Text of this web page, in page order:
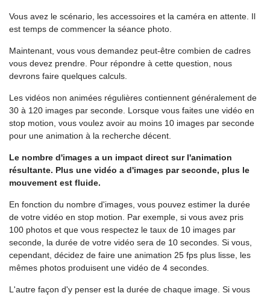
Vous avez le scénario, les accessoires et la caméra en attente. Il
est temps de commencer la séance photo.
Maintenant, vous vous demandez peut-être combien de cadres
vous devez prendre. Pour répondre à cette question, nous
devrons faire quelques calculs.
Les vidéos non animées régulières contiennent généralement de
30 à 120 images par seconde. Lorsque vous faites une vidéo en
stop motion, vous voulez avoir au moins 10 images par seconde
pour une animation à la recherche décent.
Le nombre d'images a un impact direct sur l'animation
résultante. Plus une vidéo a d'images par seconde, plus le
mouvement est fluide.
En fonction du nombre d'images, vous pouvez estimer la durée
de votre vidéo en stop motion. Par exemple, si vous avez pris
100 photos et que vous respectez le taux de 10 images par
seconde, la durée de votre vidéo sera de 10 secondes. Si vous,
cependant, décidez de faire une animation 25 fps plus lisse, les
mêmes photos produisent une vidéo de 4 secondes.
L'autre façon d'y penser est la durée de chaque image. Si vous